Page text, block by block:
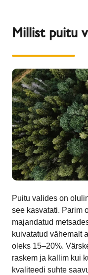
Millist puitu
Puitu valides on
see kasvatati. Parim
majandatud
kuivatatud vähemalt
oleks 15–20%.
raskem ja kallim kui
kvaliteedi suhte